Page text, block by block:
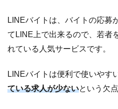
ナビ
トで
はな
求人
題が
LINEバイトは、バイトの応募
てLINE上で出来るので、若者
れている人気サービスです。
LINEバイトは便利で使いやす
ている求人が少ないという欠